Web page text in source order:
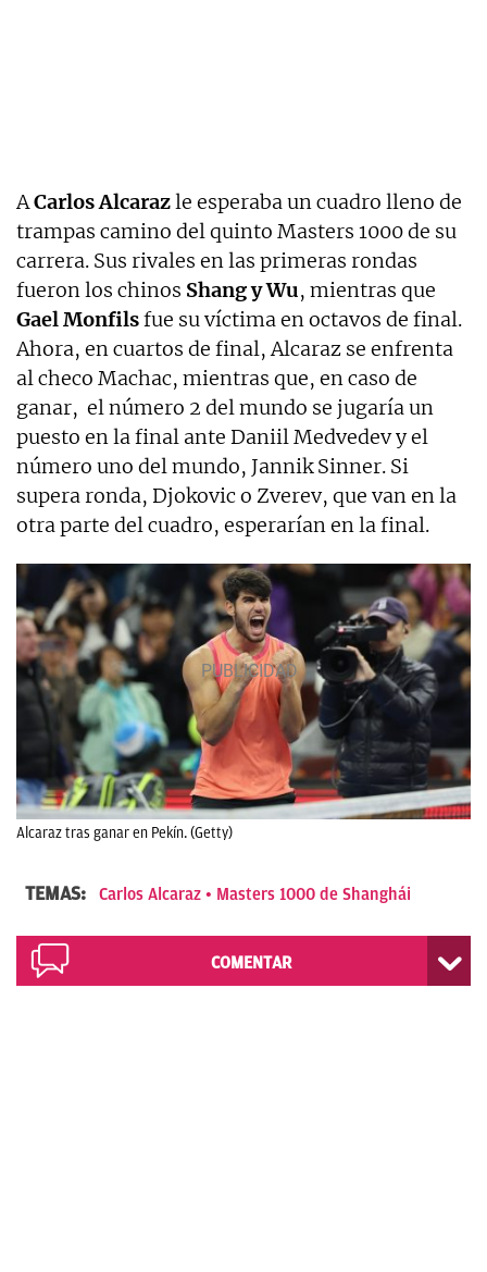
ACarlos Alcarazle esperaba un cuadro lleno de
trampas camino del quinto Masters 1000 de su
carrera. Sus rivales en las primeras rondas
fueron los chinos Shang y Wu, mientras que
Gael Monfilsfue su víctima en octavos de final.
Ahora, en cuartos de final, Alcaraz se enfrenta
al checo Machac, mientras que, en caso de
ganar, el número 2 del mundo se jugaría un
puesto en la final ante Daniil Medvedev y el
número uno del mundo, Jannik Sinner. Si
supera ronda, Djokovic o Zverev, que van en la
otra parte del cuadro, esperarían en la final.
Alcaraz tras ganar en Pekín. (Getty)
TEMAS: Carlos Alcaraz Masters 1000 de Shanghái
COMENTAR